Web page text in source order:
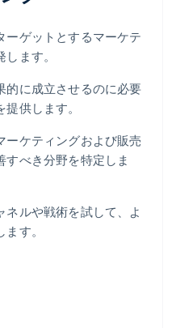
ーゲットとするマーケテ
ます。
的に成立させるのに必要
供します。
ーケティングおよび販売
べき分野を特定しま
ルや戦術を試して、よ
す。